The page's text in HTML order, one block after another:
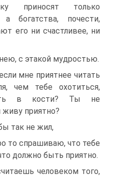
приносят только
богатства, почести,
его ни счастливее, ни
с этакой мудростью.
мне приятнее читать
чем тебе охотиться,
в кости? Ты не
живу приятно?
так не жил,
то спрашиваю, что тебе
должно быть приятно.
человеком того,